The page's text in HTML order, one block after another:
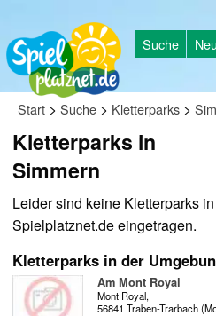
Suche Neu
Start > Suche > Kletterparks >
Kletterparks in
Simmern
Leider sind keine Kletterparks
Spielplatznet.de eingetragen.
Kletterparks in der
Am Mont Royal
Mont Royal,
56841 Traben-Trarbach